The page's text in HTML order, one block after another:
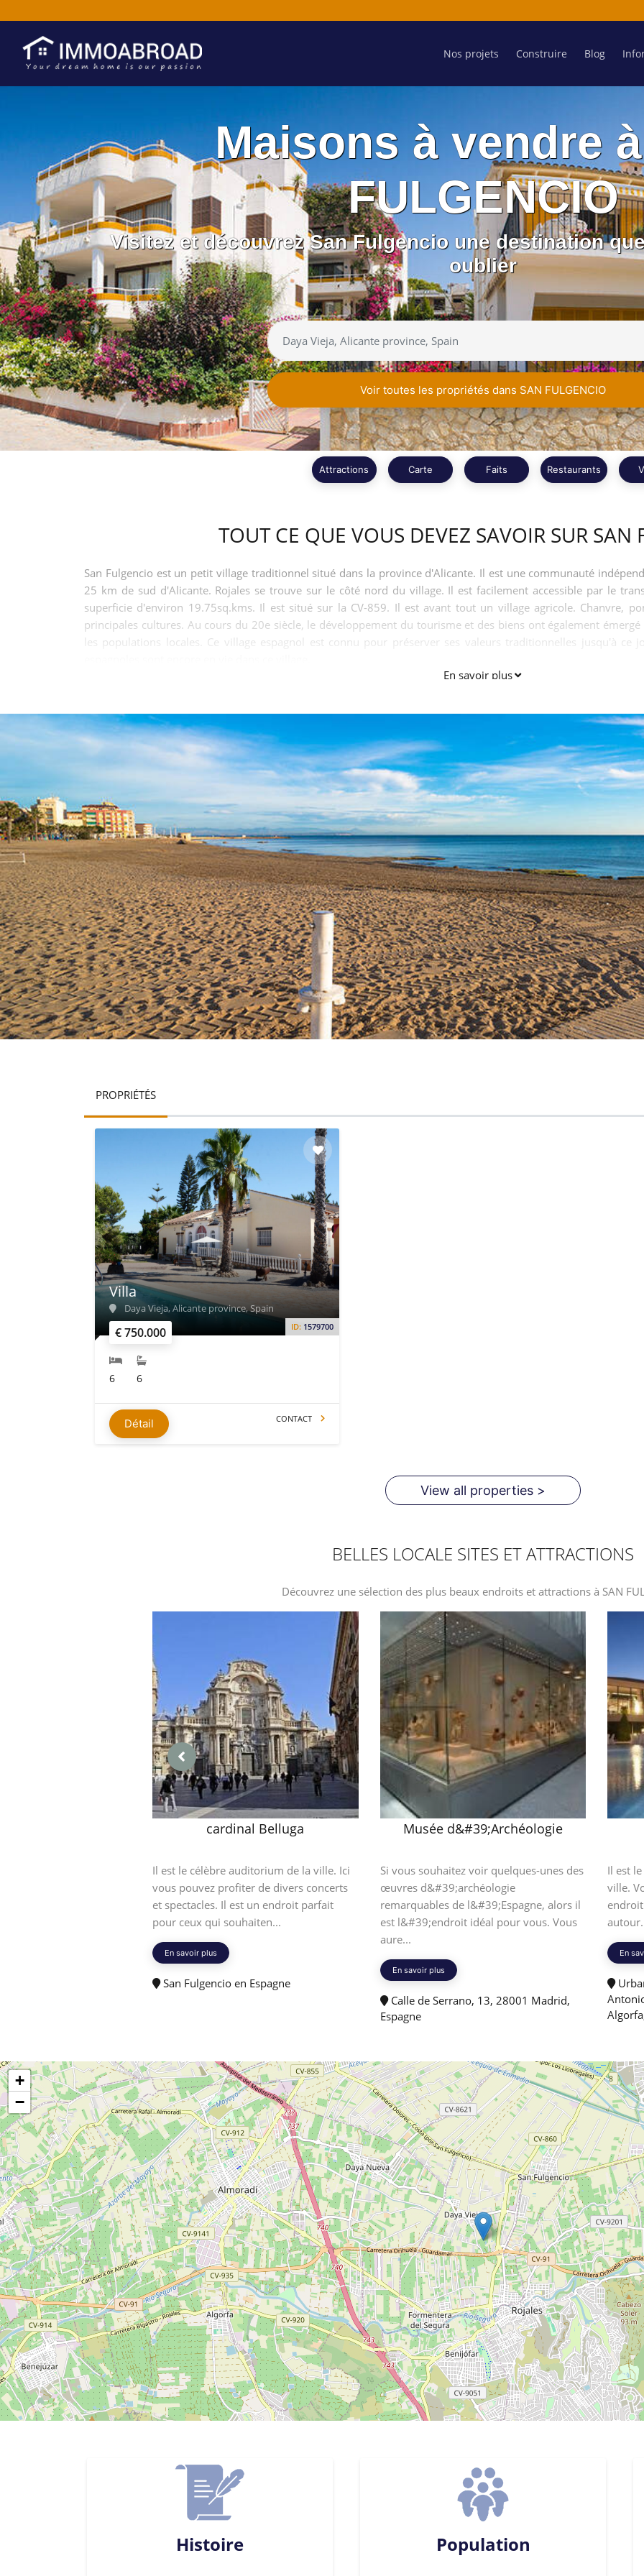
Nos projets Construire Blog
Maisons à vendre
FULGENCIO
Visitez et découvrez San Fulgencio une destination
oublier
Voir toutes les propriétés dans SAN FULGENCIO
Attractions Carte Faits Restaurants
TOUT CE QUE VOUS DEVEZ SAVOIR SUR SAN
San Fulgencio est un petit village traditionnel situé dans la province d'Alicante. Il est une communauté
25 km de sud d'Alicante. Rojales se trouve sur le côté nord du village. Il est facilement accessible par le
superficie d'environ 19.75sq.kms. Il est situé sur la CV-859. Il est avant tout un village agricole. Chanvre,
principales cultures. Au cours du 20e siècle, le développement du tourisme et des biens ont également
les populations locales. Ce village espagnol est connu pour préserver ses valeurs traditionnelles jusqu'à
En savoir plus
PROPRIÉTÉS
€ 750.000 ID: 1579700
Villa
Daya Vieja, Alicante province, Spain
6 6
Détail CONTACT
View all properties >
BELLES LOCALE SITES ET ATTRACTIONS
Découvrez une sélection des plus beaux endroits et attractions à SAN
cardinal Belluga
Il est le célèbre auditorium de la ville. Ici
vous pouvez profiter de divers concerts
et spectacles. Il est un endroit parfait
pour ceux qui souhaiten...
En savoir plus
San Fulgencio en Espagne
Musée d&#39;Archéologie
Si vous souhaitez voir quelques-unes des
œuvres d&#39;archéologie
remarquables de l&#39;Espagne, alors il
est l&#39;endroit idéal pour vous. Vous
aure...
En savoir plus
Calle de Serrano, 13, 28001 Madrid,
Espagne
Il est
ville.
En
+
−
Histoire Population